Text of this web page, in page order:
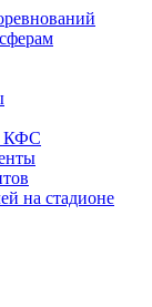
КФС
на стадионе